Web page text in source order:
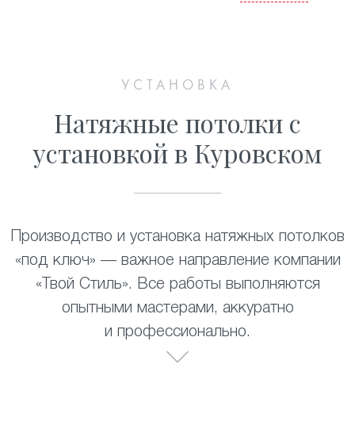
УСТАНОВКА
Натяжные потолки с
установкой в Куровском
Производство и установка натяжных потолков
«под ключ» — важное направление компании
«Твой Стиль». Все работы выполняются
опытными мастерами, аккуратно
и профессионально.